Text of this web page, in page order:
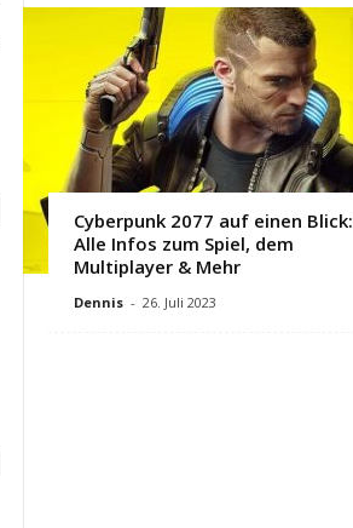
Cyberpunk 2077 auf einen Blick:
Alle Infos zum Spiel, dem
Multiplayer & Mehr
Dennis - 26. Juli 2023